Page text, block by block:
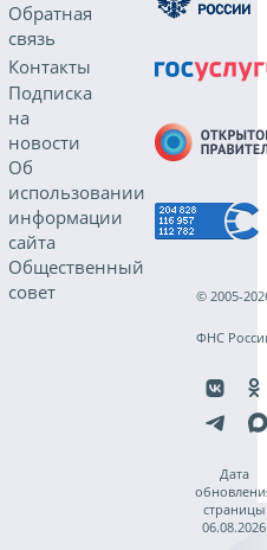
Обратная
связь
Контакты
Подписка
на
новости
Об
использовании
информации
сайта
Общественный
совет
© 2005-
ФНС
Дата
страницы
06.08.2026